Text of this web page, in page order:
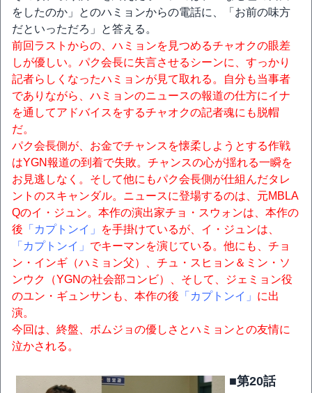
をしたのか」とのハミョンからの電話に、「お前の味方
だといっただろ」と答える。
前回ラストからの、ハミョンを見つめるチャオクの眼差
しが優しい。パク会長に失言させるシーンに、すっかり
記者らしくなったハミョンが見て取れる。自分も当事者
でありながら、ハミョンのニュースの報道の仕方にイナ
を通してアドバイスをするチャオクの記者魂にも脱帽
だ。
パク会長側が、お金でチャンスを懐柔しようとする作戦
はYGN報道の到着で失敗。チャンスの心が揺れる一瞬を
お見逃しなく。そして他にもパク会長側が仕組んだタレ
ントのスキャンダル。ニュースに登場するのは、元MBLA
Qのイ・ジュン。本作の演出家チョ・スウォンは、本作の
後 「カプトンイ」
を手掛けているが、イ・ジュンは、
「カプトンイ」 でキーマンを演じている。他にも、チョ
ン・インギ（ハミョン父）、チュ・スヒョン＆ミン・ソ
ンウク（YGNの社会部コンビ）、そして、ジェミョン役
のユン・ギュンサンも、本作の後 「カプトンイ」 に出
演。
今回は、終盤、ボムジョの優しさとハミョンとの友情に
泣かされる。
■第20話